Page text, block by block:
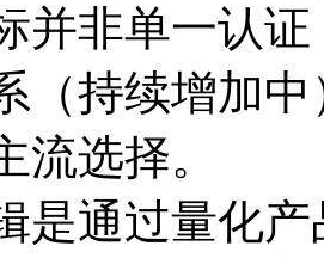
并非单一认
（持续增加
流选择。
是通过量化